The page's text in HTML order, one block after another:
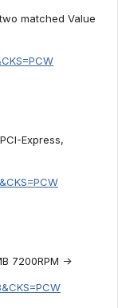
matched Value
Express,
7200RPM ->